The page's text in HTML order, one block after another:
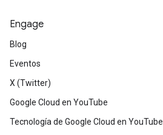
Engage
Blog
Eventos
X (Twitter)
Google Cloud en YouTube
Tecnología de Google Cloud en YouTube